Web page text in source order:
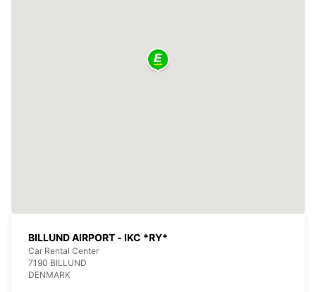
BILLUND AIRPORT - IKC *RY*
Car Rental Center
7190 BILLUND
DENMARK